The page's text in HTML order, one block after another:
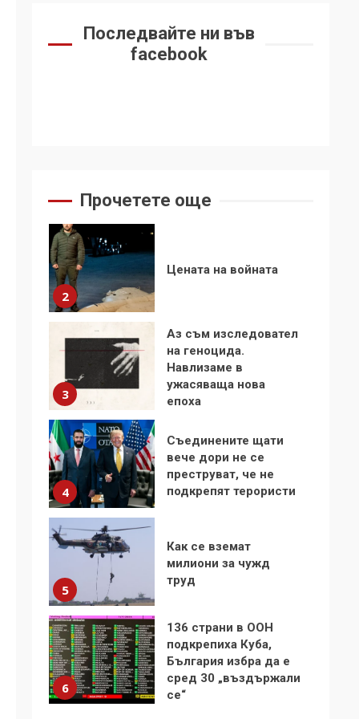
Последвайте ни във
facebook
Прочетете още
Удължаването на
1
стъпки от 1972 г.
2
Цената на войната
3
Аз съм изследовател
на геноцида.
Навлизаме в
ужасяваща нова
епоха
4
Съединените щати
вече дори не се
преструват, че не
подкрепят терористи
5
Как се вземат
милиони за чужд
труд
6
136 страни в ООН
подкрепиха Куба,
България избра да е
сред 30 „въздържали
се“